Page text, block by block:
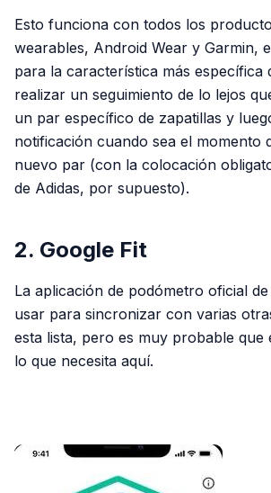
Esto funciona con todos los
wearables, Android Wear y Garmin,
para la característica más específica
realizar un seguimiento de lo lejos
un par específico de zapatillas y
notificación cuando sea el momento
nuevo par (con la colocación
de Adidas, por supuesto).
2. Google Fit
La aplicación de podómetro oficial
usar para sincronizar con varias
esta lista, pero es muy probable que
lo que necesita aquí.